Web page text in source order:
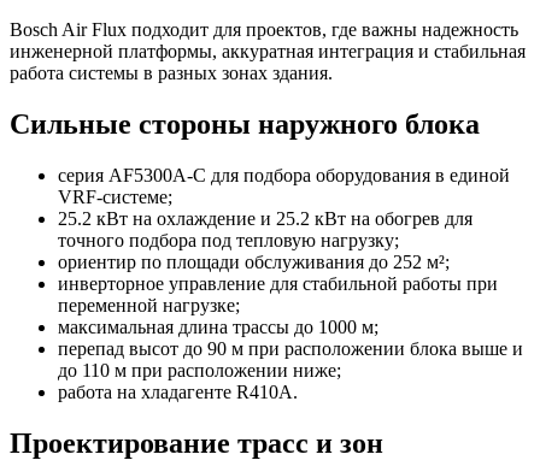
Bosch Air Flux подходит для проектов, где важны надежность
инженерной платформы, аккуратная интеграция и стабильная
работа системы в разных зонах здания.
Сильные стороны наружного блока
серия AF5300A-C для подбора оборудования в единой
VRF-системе;
25.2 кВт на охлаждение и 25.2 кВт на обогрев для
точного подбора под тепловую нагрузку;
ориентир по площади обслуживания до 252 м²;
инверторное управление для стабильной работы при
переменной нагрузке;
максимальная длина трассы до 1000 м;
перепад высот до 90 м при расположении блока выше и
до 110 м при расположении ниже;
работа на хладагенте R410A.
Проектирование трасс и зон